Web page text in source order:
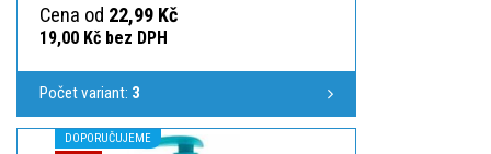
Cena od 22,99 Kč
19,00 Kč bez DPH
Počet variant: 3
DOPORUČUJEME